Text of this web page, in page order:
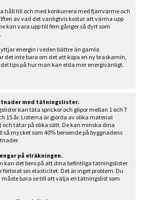
håll till och med konkurrera med fjärrvärme och
av vad det vanligtvis kostar att värma upp
kan vara upp till fem gånger så dyrt som
energin i veden bättre än gamla
det inte bara om det att köpa en ny braskamin,
tips på hur man kan elda mer energivänligt.
med tätningslister.
kan täta sprickor och glipor mellan 1 och 7
15 år. Listerna är gjorda av olika material
tätar på olika sätt. De kan minska dina
mycket som 40% beroende på byggnadens
på elräkningen.
kan det bero på att dina befintliga tätningslister
förlorat sin elasticitet. Det är inget problem. Du
måste bara se till att välja en tätningslist som